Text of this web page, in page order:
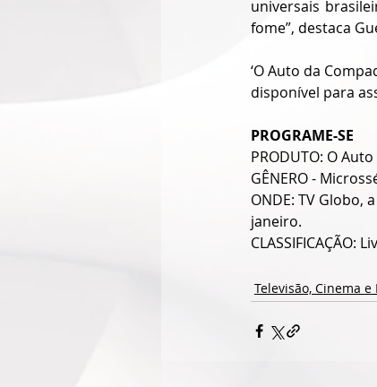
universais
fome”, destaca
‘O Auto da
disponível para
PROGRAME-SE
PRODUTO: O
GÊNERO -
ONDE: TV Globo,
janeiro.
CLASSIFICAÇÃO:
Televisão, Cinema